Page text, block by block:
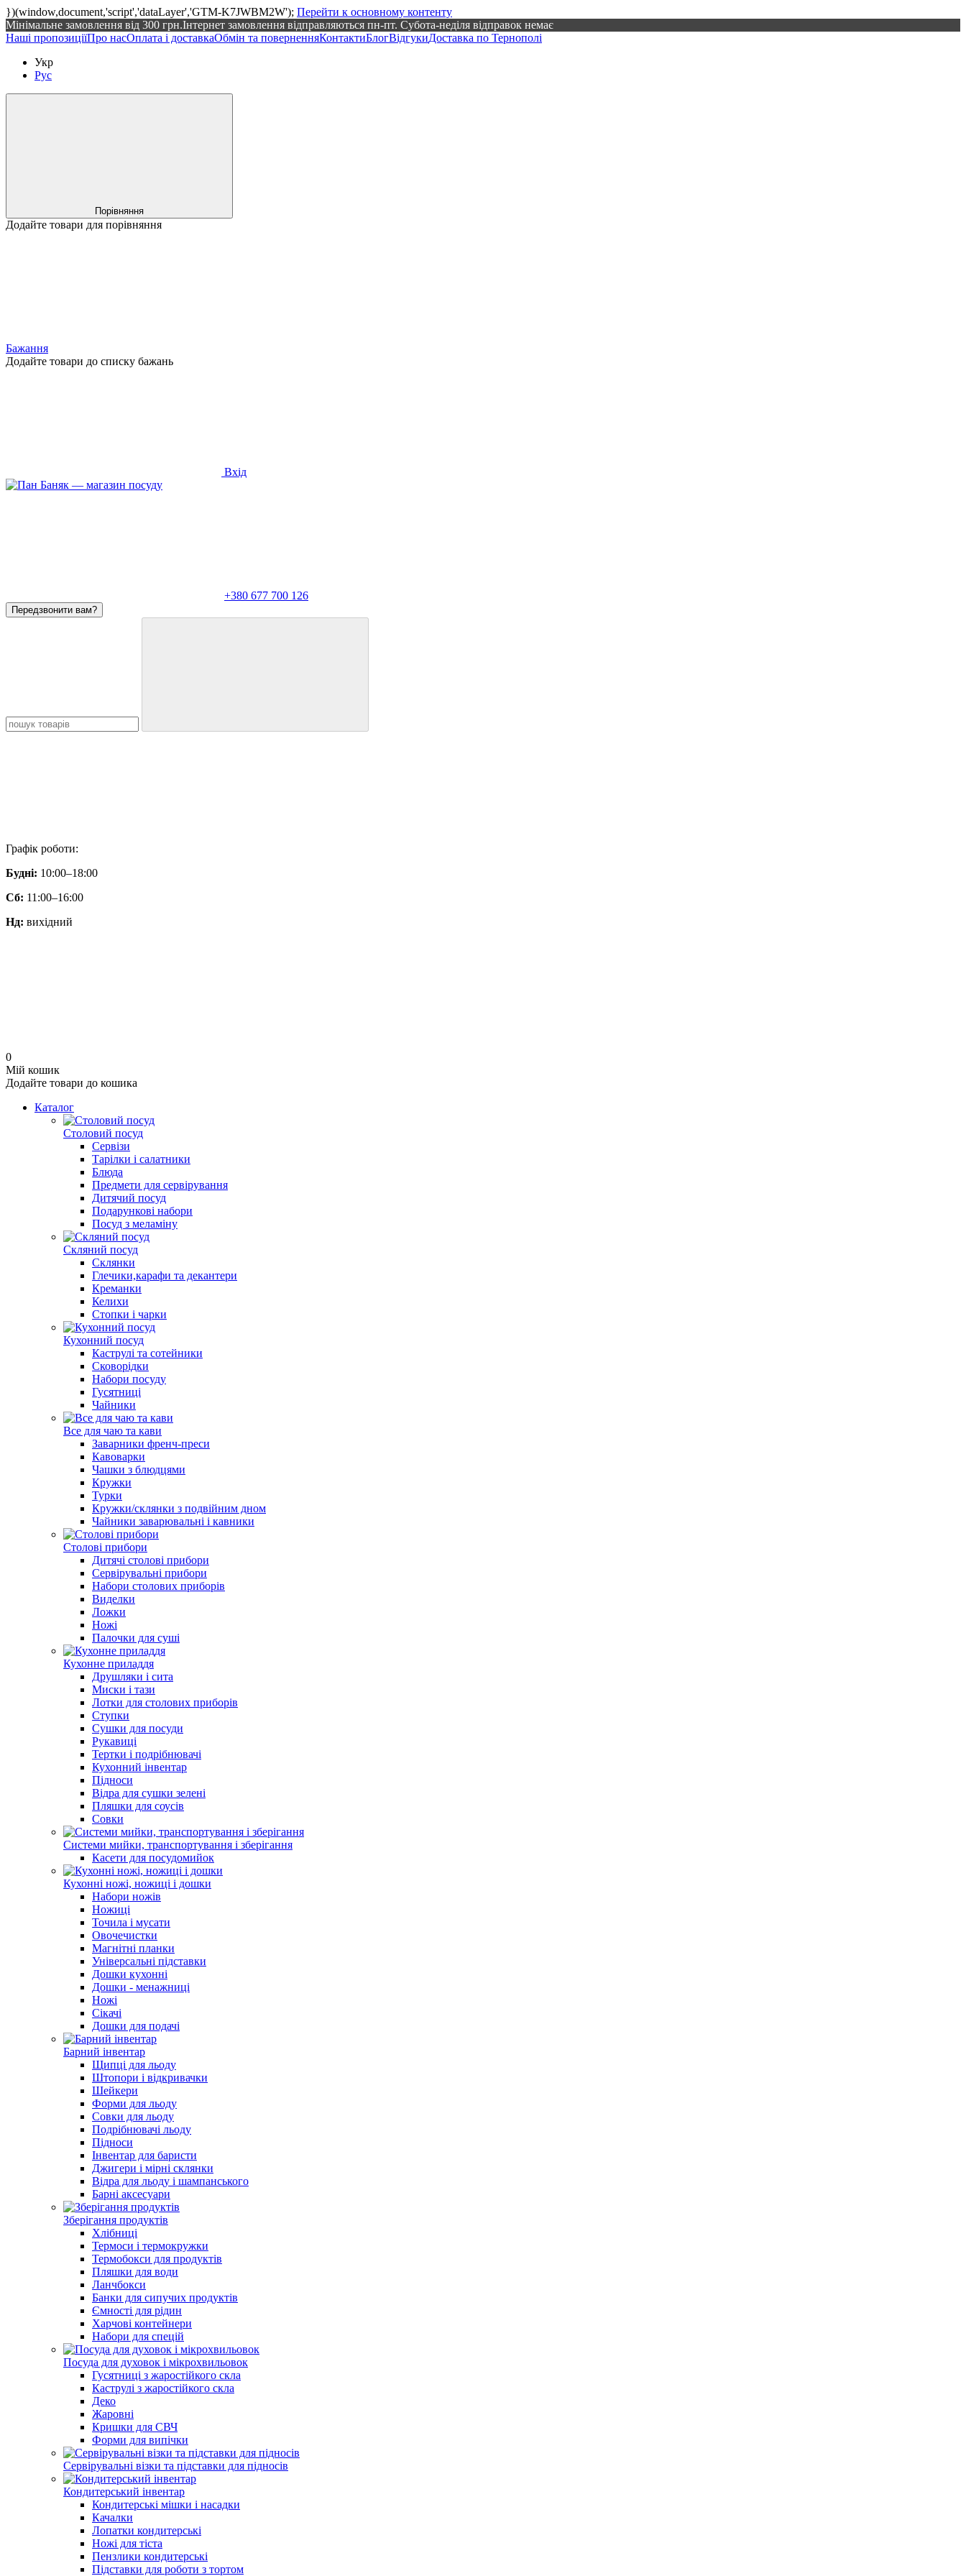
})(window,document,'script','dataLayer','GTM-K7JWBM2W'); Перейти к основному контенту
Мінімальне замовлення від 300 грн.Інтернет замовлення відправляються пн-пт. Субота-неділя відправок немає
Наші пропозиціїПро насОплата і доставкаОбмін та поверненняКонтактиБлогВідгукиДоставка по Тернополі
Укр
Рус
Порівняння
Додайте товари для порівняння
Бажання
Додайте товари до списку бажань
Вхід
+380 677 700 126
Передзвонити вам?
Графік роботи:
Будні: 10:00–18:00
Сб: 11:00–16:00
Нд: вихідний
0
Мій кошик
Додайте товари до кошика
Каталог
Cтоловий посуд
Сервізи
Тарілки і салатники
Блюда
Предмети для сервірування
Дитячий посуд
Подарункові набори
Посуд з меламіну
Скляний посуд
Склянки
Глечики,карафи та декантери
Креманки
Келихи
Стопки і чарки
Кухонний посуд
Каструлі та сотейники
Сковорідки
Набори посуду
Гусятниці
Чайники
Все для чаю та кави
Заварники френч-преси
Кавоварки
Чашки з блюдцями
Кружки
Турки
Кружки/склянки з подвійним дном
Чайники заварювальні і кавники
Столові прибори
Дитячі столові прибори
Сервірувальні прибори
Набори столових приборів
Виделки
Ложки
Ножі
Палочки для суші
Кухонне приладдя
Друшляки і сита
Миски і тази
Лотки для столових приборів
Ступки
Сушки для посуди
Рукавиці
Тертки і подрібнювачі
Кухонний інвентар
Підноси
Відра для сушки зелені
Пляшки для соусів
Совки
Системи мийки, транспортування і зберігання
Касети для посудомийок
Кухонні ножі, ножиці і дошки
Набори ножів
Ножиці
Точила і мусати
Овочечистки
Магнітні планки
Універсальні підставки
Дошки кухонні
Дошки - менажниці
Ножі
Сікачі
Дошки для подачі
Барний інвентар
Щипці для льоду
Штопори і відкривачки
Шейкери
Форми для льоду
Совки для льоду
Подрібнювачі льоду
Підноси
Інвентар для баристи
Джигери і мірні склянки
Відра для льоду і шампанського
Барні аксесуари
Зберігання продуктів
Хлібниці
Термоси і термокружки
Термобокси для продуктів
Пляшки для води
Ланчбокси
Банки для сипучих продуктів
Ємності для рідин
Харчові контейнери
Набори для спецій
Посуда для духовок і мікрохвильовок
Гусятниці з жаростійкого скла
Каструлі з жаростійкого скла
Деко
Жаровні
Кришки для СВЧ
Форми для випічки
Сервірувальні візки та підставки для підносів
Кондитерський інвентар
Кондитерські мішки і насадки
Качалки
Лопатки кондитерські
Ножі для тіста
Пензлики кондитерські
Підставки для роботи з тортом